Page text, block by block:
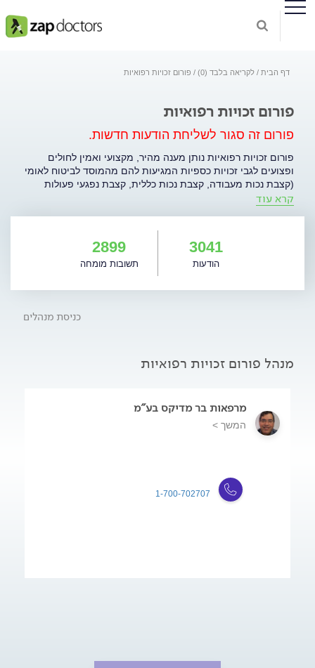
דף הבית לקריאה בלבד (0) פורום זכויות רפואיות
פורום זכויות רפואיות
פורום זה סגור לשליחת הודעות חדשות.
פורום זכויות רפואיות נותן מענה מהיר, מקצועי ואמין לחולים
ופצועים לגבי זכויות כספיות המגיעות להם מהמוסד לביטוח לאומי
(קצבת נכות מעבודה, קצבת נכות כללית, קצבת נפגעי פעולות
איבה, קצבת שר"מ), מס הכנסה (פטור ממס), משרד הביטחון,
קרא עוד
3041
הודעות
2899
תשובות מומחה
כניסת מנהלים
מנהל פורום זכויות רפואיות
מרפאות בר מדיקס בע"מ
המשך >
1-700-702707